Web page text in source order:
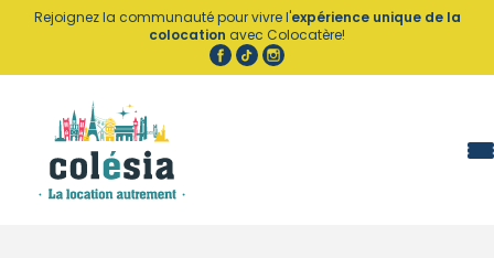
Panneau de gestion des cookies
Rejoignez la communauté pour vivre l'expérience unique de la
colocation avec Colocatère!